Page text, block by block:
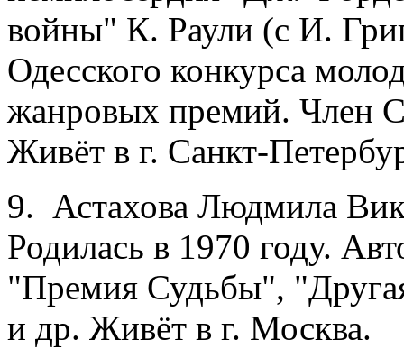
войны" К. Раули (с И.
Одесского конкурса
жанровых премий. Член
Живёт в г. Санкт-
9. Астахова Людмила
Родилась в 1970 году.
"Премия Судьбы",
и др. Живёт в г. Москва.